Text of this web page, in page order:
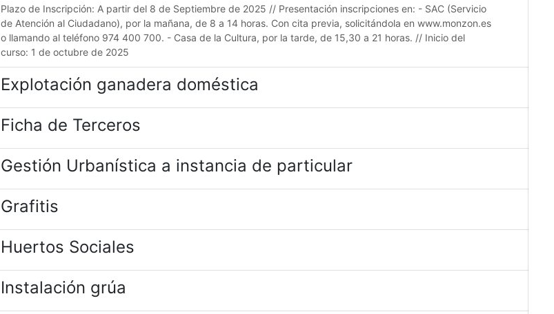
Plazo de Inscripción: A partir del 8 de Septiembre de 2025 // Presentación inscripciones en: - SAC (Servicio
de Atención al Ciudadano), por la mañana, de 8 a 14 horas. Con cita previa, solicitándola en www.monzon.es
o llamando al teléfono 974 400 700. - Casa de la Cultura, por la tarde, de 15,30 a 21 horas. // Inicio del
curso: 1 de octubre de 2025
Explotación ganadera doméstica
Ficha de Terceros
Gestión Urbanística a instancia de particular
Grafitis
Huertos Sociales
Instalación grúa